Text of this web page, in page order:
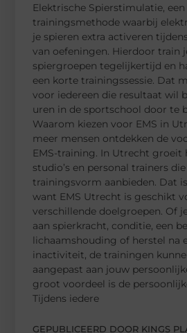
Elektrische Spierstimulatie, een
trainingsmethode waarbij
je spieren extra activeren
van oefeningen. Hierdoor train
spiergroepen tegelijkertijd en
een korte trainingssessie. Dat
voor iedereen die resultaat wil
uren in de sportschool door te
Waarom kiezen voor EMS in
meer mensen ontdekken de
EMS-training. In Utrecht groeit
studio’s en personal trainers
trainingsvorm aanbieden. Dat
want EMS Utrecht is geschikt
verschillende doelgroepen. Of
aan spierkracht, conditie, een
lichaamshouding of herstel na
inactiviteit, de trainingen
aangepast aan jouw
groot voordeel is de
Tijdens iedere
GEPUBLICEERD DOOR KINGS